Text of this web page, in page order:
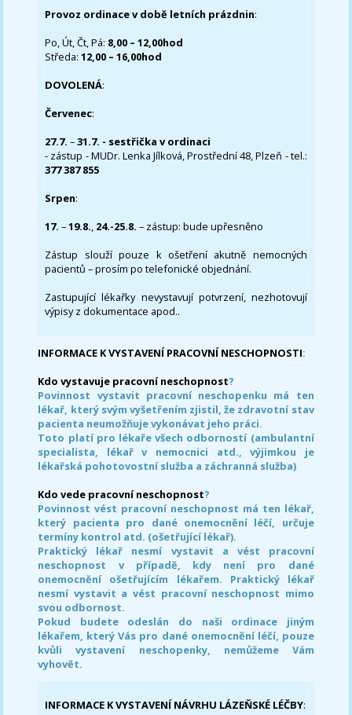
Provoz ordinace v době letních prázdnin:
Po, Út, Čt, Pá: 8,00 – 12,00hod
Středa:12,00 – 16,00hod
DOVOLENÁ:
Červenec:
27.7.–31.7. - sestřička v ordinaci
- zástup - MUDr. Lenka Jílková, Prostřední 48, Plzeň - tel.:
377 387 855
Srpen:
17. –19.8., 24.-25.8. – zástup: bude upřesněno
Zástup slouží pouze k ošetření akutně nemocných
pacientů – prosím po telefonické objednání.
Zastupující lékařky nevystavují potvrzení, nezhotovují
výpisy z dokumentace apod..
INFORMACE K VYSTAVENÍ PRACOVNÍ NESCHOPNOSTI:
Kdo vystavuje pracovní neschopnost?
Povinnost vystavit pracovní neschopenku má ten
lékař, který svým vyšetřením zjistil, že zdravotní stav
pacienta neumožňuje vykonávat jeho práci.
Toto platí pro lékaře všech odborností (ambulantní
specialista, lékař v nemocnici atd., výjimkou je
lékařská pohotovostní služba a záchranná služba)
Kdo vede pracovní neschopnost?
Povinnost vést pracovní neschopnost má ten lékař,
který pacienta pro dané onemocnění léčí, určuje
termíny kontrol atd. (ošetřující lékař).
Praktický lékař nesmí vystavit a vést pracovní
neschopnost v případě, kdy není pro dané
onemocnění ošetřujícím lékařem. Praktický lékař
nesmí vystavit a vést pracovní neschopnost mimo
svou odbornost.
Pokud budete odeslán do naši ordinace jiným
lékařem, který Vás pro dané onemocnění léčí, pouze
kvůli vystavení neschopenky, nemůžeme Vám
vyhovět.
INFORMACE K VYSTAVENÍ NÁVRHU LÁZEŇSKÉ LÉČBY: